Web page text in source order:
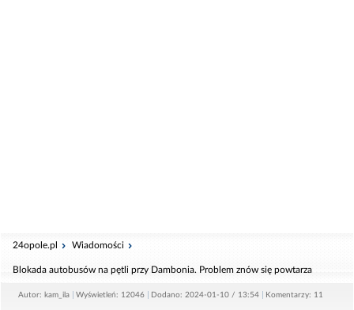
24opole.pl Wiadomości
Blokada autobusów na pętli przy Dambonia. Problem znów się powtarza
Autor: kam_ila Wyświetleń: 12046 Dodano: 2024-01-10 / 13:54 Komentarzy: 11